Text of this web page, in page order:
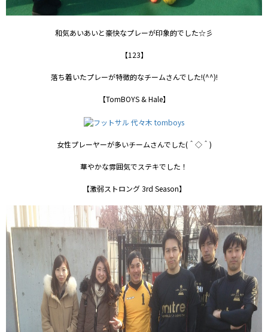
和気あいあいと豪快なプレーが印象的でした☆彡
【123】
落ち着いたプレーが特徴的なチームさんでした!(^^)!
【TomBOYS & Hale】
女性プレーヤーが多いチームさんでした(＾◇＾)
華やかな雰囲気でステキでした！
【激弱ストロング 3rd Season】